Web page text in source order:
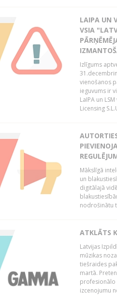
LAIPA UN
VSIA
Izlīgums
vienošanos
ieguvums ir
LaIPA un
Licensing
Mākslīgā
un
digitālajā
nodrošinātu
ATKLĀTS
Latvijas
mūzikas
tiešraides
martā.
profesionālo
izcenojumu